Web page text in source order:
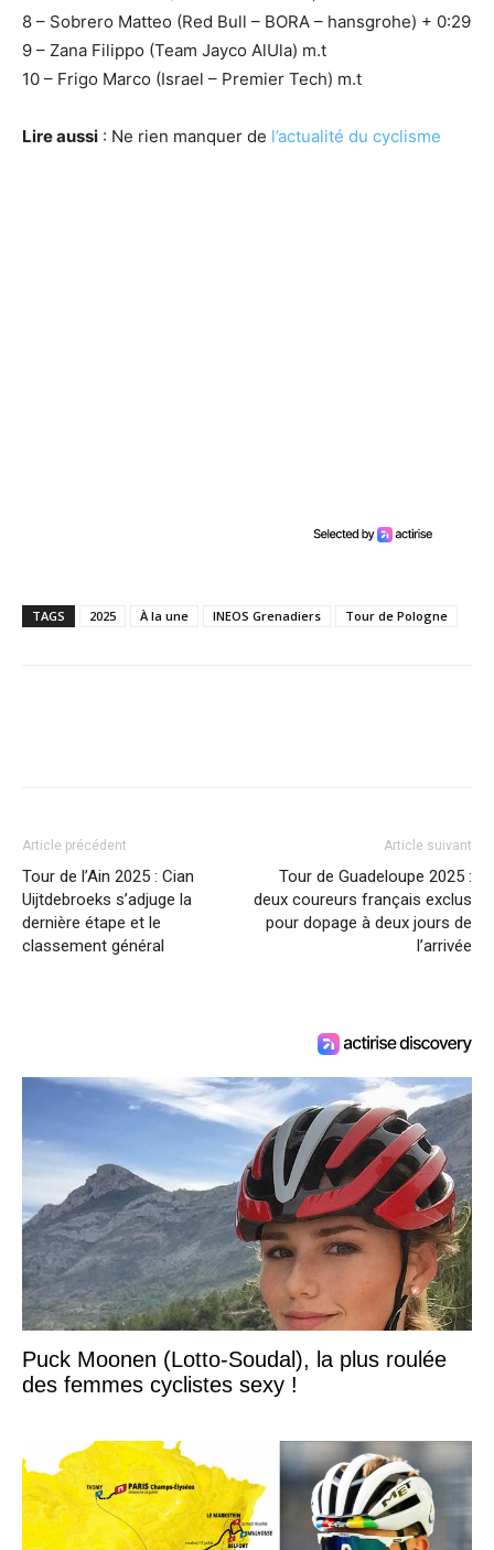
8 – Sobrero Matteo (Red Bull – BORA – hansgrohe) + 0:29
9 – Zana Filippo (Team Jayco AlUla) m.t
10 – Frigo Marco (Israel – Premier Tech) m.t
Lire aussi : Ne rien manquer de l’actualité du cyclisme
TAGS 2025 À la une INEOS Grenadiers Tour de Pologne
Article précédent
Tour de l’Ain 2025 : Cian
Uijtdebroeks s’adjuge la
dernière étape et le
classement général
Article suivant
Tour de Guadeloupe 2025 :
deux coureurs français exclus
pour dopage à deux jours de
l’arrivée
Puck Moonen (Lotto-Soudal), la plus roulée
des femmes cyclistes sexy !